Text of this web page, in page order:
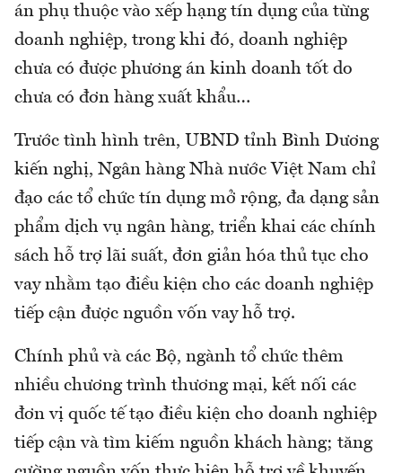
án phụ thuộc vào xếp hạng tín dụng của từng
doanh nghiệp, trong khi đó, doanh nghiệp
chưa có được phương án kinh doanh tốt do
chưa có đơn hàng xuất khẩu…
Trước tình hình trên, UBND tỉnh Bình Dương
kiến nghị, Ngân hàng Nhà nước Việt Nam chỉ
đạo các tổ chức tín dụng mở rộng, đa dạng sản
phẩm dịch vụ ngân hàng, triển khai các chính
sách hỗ trợ lãi suất, đơn giản hóa thủ tục cho
vay nhằm tạo điều kiện cho các doanh nghiệp
tiếp cận được nguồn vốn vay hỗ trợ.
Chính phủ và các Bộ, ngành tổ chức thêm
nhiều chương trình thương mại, kết nối các
đơn vị quốc tế tạo điều kiện cho doanh nghiệp
tiếp cận và tìm kiếm nguồn khách hàng; tăng